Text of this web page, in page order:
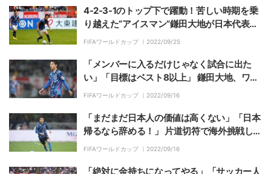
4-2-3-1のトップ下で躍動！苦しい時期を乗
り越えた“アイスマン”鎌田大地が日本代表を
アツくする
FIFAワールドカップ ｜ 2022/09/25
「メンバーに入るだけじゃなく試合に出た
い」「目標はベスト8以上」 鎌田大地、ワー
ルドカップへ熱すぎる覚悟
FIFAワールドカップ ｜ 2022/09/16
「まだまだ日本人の価値は高くない」「日本
帰るなら辞める！」 片道切符で海外挑戦した
鎌田大地が語る、厳しい現実
FIFAワールドカップ ｜ 2022/09/16
「絶対に金持ちになってやる」「サッカー人